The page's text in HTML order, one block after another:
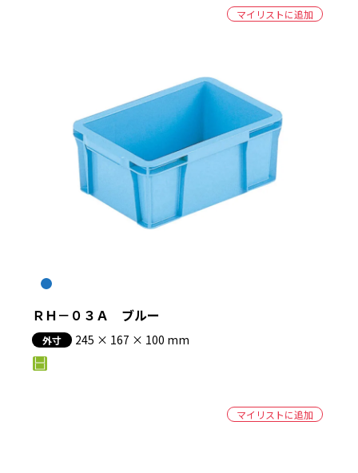
マイリストに追加
ＲＨ－０３Ａ ブルー
外寸 245 × 167 × 100 mm
マイリストに追加